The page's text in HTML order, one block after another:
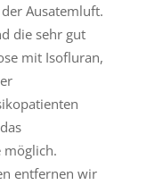
Ausatemluft.
die sehr gut
mit Isofluran,
möglich.
entfernen wir